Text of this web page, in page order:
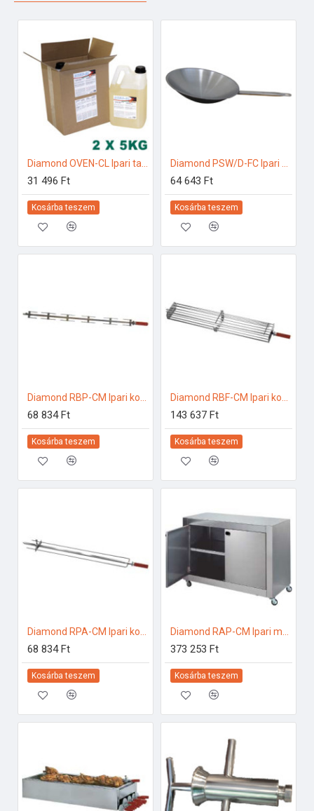
31 496 Ft
Kosárba teszem
64 643 Ft
Kosárba teszem
68 834 Ft
Kosárba teszem
143 637 Ft
Kosárba teszem
68 834 Ft
Kosárba teszem
373 253 Ft
Kosárba teszem